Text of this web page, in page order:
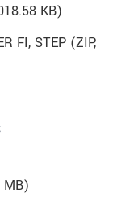
KB)
FI, STEP (ZIP,
MB)